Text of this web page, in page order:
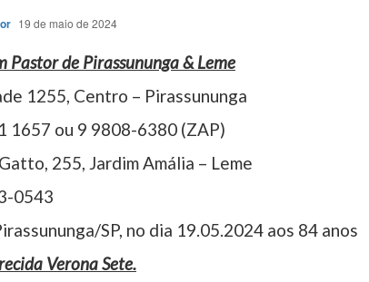
19 de maio de 2024
Pastor de Pirassununga & Leme
1255, Centro – Pirassununga
1657 ou 9 9808-6380 (ZAP)
255, Jardim Amália – Leme
0543
SP, no dia 19.05.2024 aos 84 anos
Verona Sete.